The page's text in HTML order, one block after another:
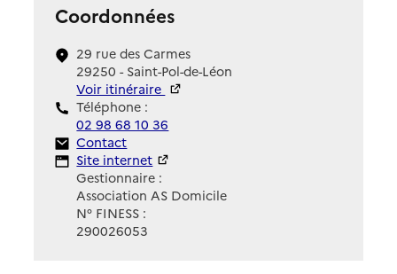
Coordonnées
29 rue des Carmes
29250 - Saint-Pol-de-Léon
Voir itinéraire
Téléphone :
02 98 68 10 36
Contact
Contact
Site Internet
Site internet
Gestionnaire :
Association AS Domicile
N° FINESS :
290026053